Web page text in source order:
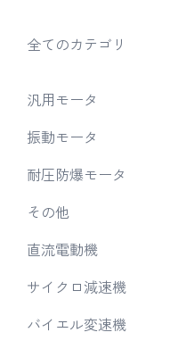
全てのカテゴリ
汎用モータ
振動モータ
耐圧防爆モータ
その他
直流電動機
サイクロ減速機
バイエル変速機